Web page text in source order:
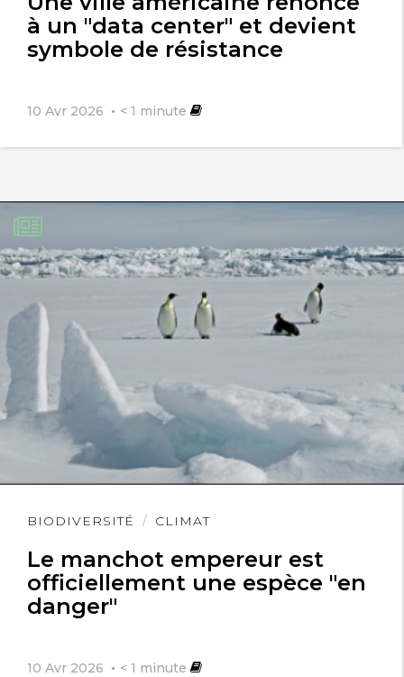
à un "data center" et devient
symbole de résistance
10 Avr 2026 < 1 minute
BIODIVERSITÉ CLIMAT
Le manchot empereur est
officiellement une espèce "en
danger"
10 Avr 2026 < 1 minute
Lire